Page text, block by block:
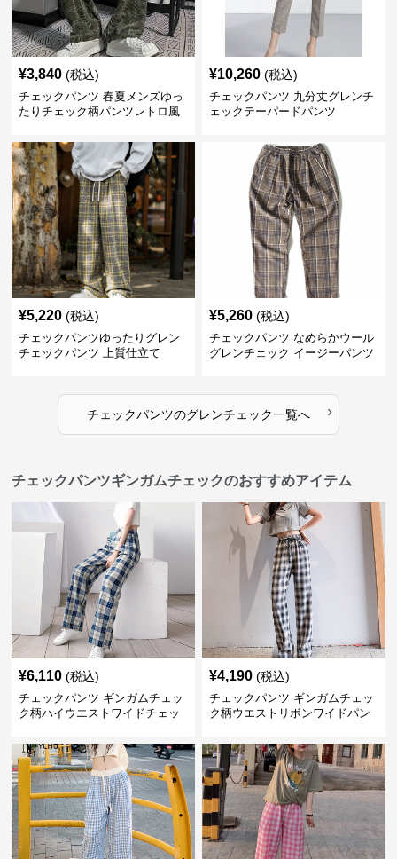
¥3,840 (税込)
チェックパンツ 春夏メンズゆっ
たりチェック柄パンツレトロ風
¥10,260 (税込)
チェックパンツ 九分丈グレンチ
ェックテーパードパンツ
¥5,220 (税込)
チェックパンツゆったりグレン
チェックパンツ 上質仕立て
¥5,260 (税込)
チェックパンツ なめらかウール
グレンチェック イージーパンツ
チェックパンツのグレンチェック一覧へ ›
チェックパンツギンガムチェックのおすすめアイテム
¥6,110 (税込)
チェックパンツ ギンガムチェッ
ク柄ハイウエストワイドチェッ
¥4,190 (税込)
チェックパンツ ギンガムチェッ
ク柄ウエストリボンワイドパン